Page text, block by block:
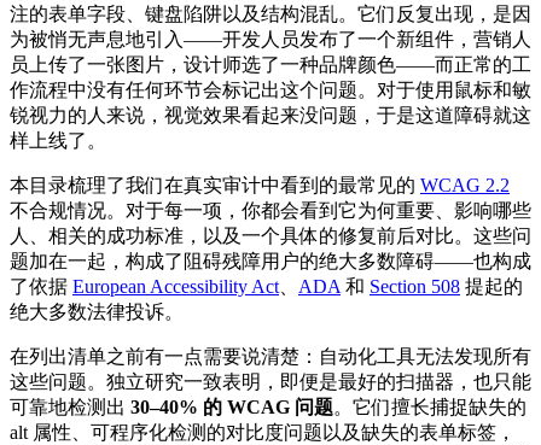
注的表单字段、键盘陷阱以及结构混乱。它们反复出现，是因
为被悄无声息地引入——开发人员发布了一个新组件，营销人
员上传了一张图片，设计师选了一种品牌颜色——而正常的工
作流程中没有任何环节会标记出这个问题。对于使用鼠标和敏
锐视力的人来说，视觉效果看起来没问题，于是这道障碍就这
样上线了。
本目录梳理了我们在真实审计中看到的最常见的 WCAG 2.2
不合规情况。对于每一项，你都会看到它为何重要、影响哪些
人、相关的成功标准，以及一个具体的修复前后对比。这些问
题加在一起，构成了阻碍残障用户的绝大多数障碍——也构成
了依据 European Accessibility Act ADA 和 Section 508 提起的
绝大多数法律投诉。
在列出清单之前有一点需要说清楚：自动化工具无法发现所有
这些问题。独立研究一致表明，即便是最好的扫描器，也只能
可靠地检测出 30–40% 的 WCAG 问题。它们擅长捕捉缺失的
alt 属性、可程序化检测的对比度问题以及缺失的表单标签，